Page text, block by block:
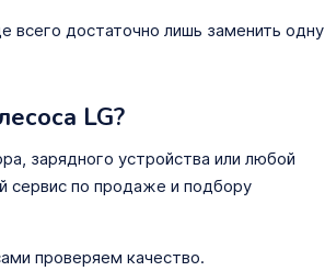
достаточно лишь заменить одну
LG?
зарядного устройства или любой
сервис по продаже и подбору
проверяем качество.